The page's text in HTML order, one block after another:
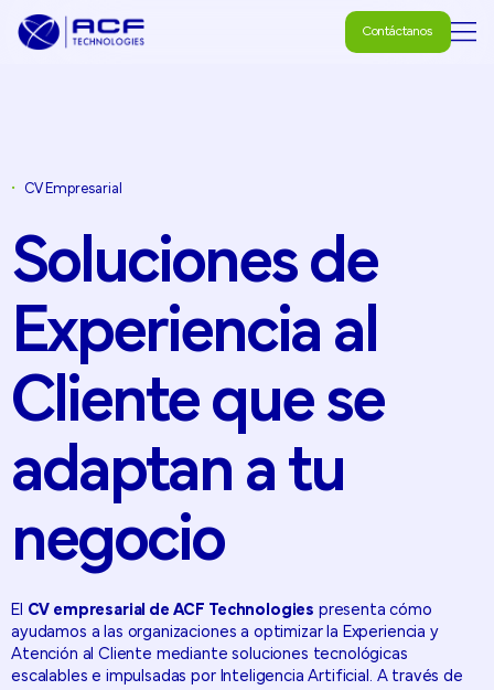
Contáctanos
• CV Empresarial
Soluciones de
Experiencia al
Cliente que se
adaptan a tu
negocio
El CV empresarial de ACF Technologies presenta cómo
ayudamos a las organizaciones a optimizar la Experiencia y
Atención al Cliente mediante soluciones tecnológicas
escalables e impulsadas por Inteligencia Artificial. A través de